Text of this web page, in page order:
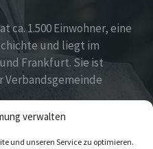
verwalten
und unseren Service zu optimieren.
ca. 1.500 Einwohner, eine
und liegt im
Frankfurt. Sie ist